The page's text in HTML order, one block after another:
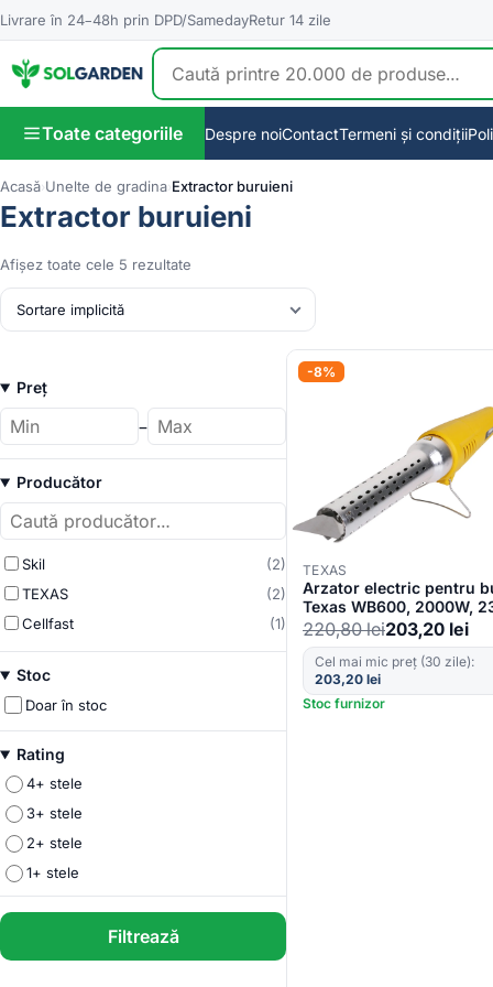
Livrare în 24–48h prin DPD/SamedayRetur 14 zile
Toate categoriile Despre noiContactTermeni și condiții
Acasă Unelte de gradina Extractor buruieni
Extractor buruieni
Afișez toate cele 5 rezultate
Preț
Preț
minim
–
Preț
maxim
Producător
Skil
(2)
TEXAS
(2)
Cellfast
(1)
Stoc
Doar în stoc
Rating
4+ stele
3+ stele
2+ stele
1+ stele
Filtrează
-8%
TEXAS
Arzator electric pentru
Texas WB600, 2000W,
4duze
220,80lei203,20 lei
Cel mai mic preț (30 zile):
203,20 lei
Stoc furnizor